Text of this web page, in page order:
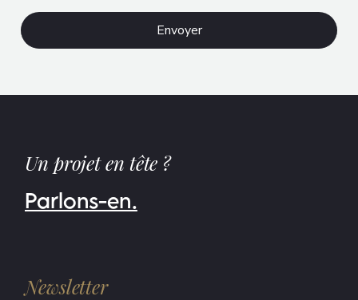
Un projet en tête ?
Parlons-en.
Newsletter